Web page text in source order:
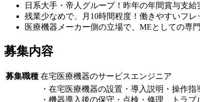
日系大手・帝人グループ！昨年の年間賞与支給
残業少なめで、月10時間程度！働きやすいフレ
医療機器メーカー側の立場で、MEとしての専
募集内容
募集職種 在宅医療機器のサービスエンジニア
・在宅医療機器の設置・導入説明・操作指
・機器導入後の保守・点検・修理、トラ